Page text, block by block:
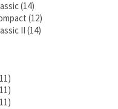
14
12
II 14
11
11
11